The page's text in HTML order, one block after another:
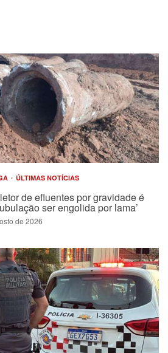
ÚLTIMAS NOTÍCIAS
de efluentes por gravidade é
ser engolida por lama’
de 2026